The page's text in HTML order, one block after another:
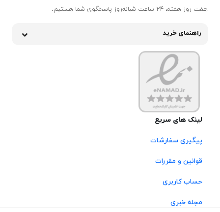
هفت روز هفته، ۲۴ ساعت شبانه‌روز پاسخگوی شما هستیم.
راهنمای خرید
لینک های سریع
پیگیری سفارشات
قوانین و مقررات
حساب کاربری
مجله خبری